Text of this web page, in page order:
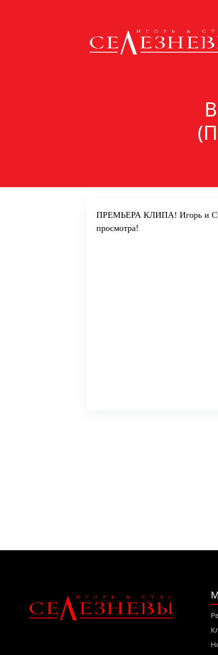
ПРЕМЬЕРА КЛИПА! Игорь и
просмотра!